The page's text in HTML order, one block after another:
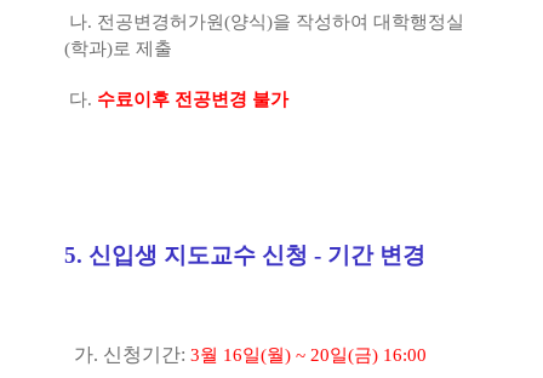
나. 전공변경허가원(양식)을 작성하여 대학행정실
(학과)로 제출
다. 수료이후 전공변경 불가
5. 신입생 지도교수 신청 - 기간 변경
가. 신청기간: 3월 16일(월) ~ 20일(금) 16:00